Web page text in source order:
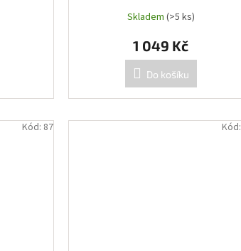
Skladem (>5 ks)
1 049 Kč
Do košíku
Kód: 87 Kód: